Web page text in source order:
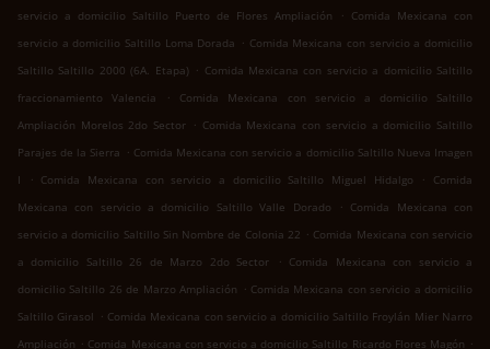
servicio a domicilio Saltillo Puerto de Flores Ampliación
. Comida Mexicana con
servicio a domicilio Saltillo Loma Dorada . Comida Mexicana con servicio a domicilio
Saltillo Saltillo 2000 (6A. Etapa) . Comida Mexicana con servicio a domicilio Saltillo
fraccionamiento Valencia
.
Comida Mexicana con servicio a domicilio Saltillo
Ampliación Morelos 2do Sector . Comida Mexicana con servicio a domicilio Saltillo
Parajes de la Sierra . Comida Mexicana con servicio a domicilio Saltillo Nueva Imagen
I
. Comida Mexicana con servicio a domicilio Saltillo Miguel Hidalgo .
Comida
Mexicana con servicio a domicilio Saltillo Valle Dorado
. Comida Mexicana con
servicio a domicilio Saltillo Sin Nombre de Colonia 22 . Comida Mexicana con servicio
a domicilio Saltillo 26 de Marzo 2do Sector
. Comida Mexicana con servicio a
domicilio Saltillo 26 de Marzo Ampliación . Comida Mexicana con servicio a domicilio
Saltillo Girasol . Comida Mexicana con servicio a domicilio Saltillo Froylán Mier Narro
Ampliación . Comida Mexicana con servicio a domicilio Saltillo Ricardo Flores Magón .